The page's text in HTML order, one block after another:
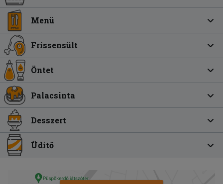
Menü
Frissensült
Öntet
Palacsinta
Desszert
Üdítő